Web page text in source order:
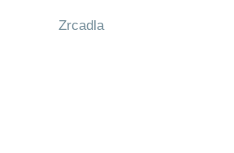
Zrcadla